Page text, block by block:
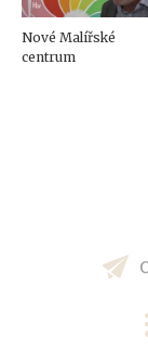
Nové Malířské
centrum